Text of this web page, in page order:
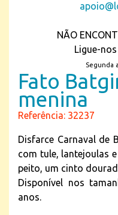
NÃO
Ligue-
Segunda
Fato
menina
Referência: 32237
Disfarce Carnaval de
com tule, lantejoulas
peito, um cinto
Disponível nos
anos.